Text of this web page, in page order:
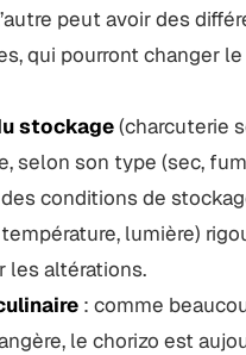
peut avoir des
qui pourront changer
stockage(charcuterie
selon son type (sec,
conditions de
lumière)
les altérations.
: comme
le chorizo est